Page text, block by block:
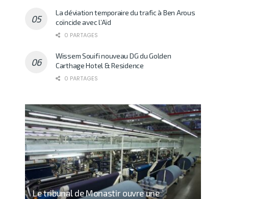
La déviation temporaire du trafic à Ben Arous
coïncide avec l’Aïd
0 PARTAGES
Wissem Souifi nouveau DG du Golden
Carthage Hotel & Residence
0 PARTAGES
Le tribunal de Monastir ouvre une